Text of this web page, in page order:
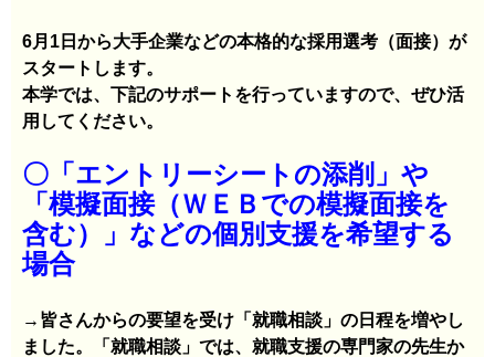
6月1日から大手企業などの本格的な採用選考（面接）が
スタートします。
本学では、下記のサポートを行っていますので、ぜひ活
用してください。
〇「エントリーシートの添削」や
「模擬面接（ＷＥＢでの模擬面接を
含む）」などの個別支援を希望する
場合
→皆さんからの要望を受け「就職相談」の日程を増やし
ました。「就職相談」では、就職支援の専門家の先生か